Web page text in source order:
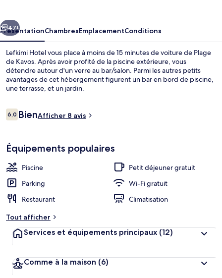
Suivant
47+
PrésentationChambresEmplacementConditions
Lefkimi Hotel vous place à moins de 15 minutes de voiture de Plage
de Kavos. Après avoir profité de la piscine extérieure, vous
détendre autour d'un verre au bar/salon. Parmi les autres petits
avantages de cet hébergement figurent un bar en bord de piscine,
une terrasse, et un jardin.
Avis
voyageurs
6,06,0 sur 10
BienAfficher 8 avis
Équipements populaires
Piscine
Petit déjeuner gratuit
Parking
Wi-Fi gratuit
Restaurant
Climatisation
Tout afficher
Services et équipements principaux (12)
Comme à la maison (6)